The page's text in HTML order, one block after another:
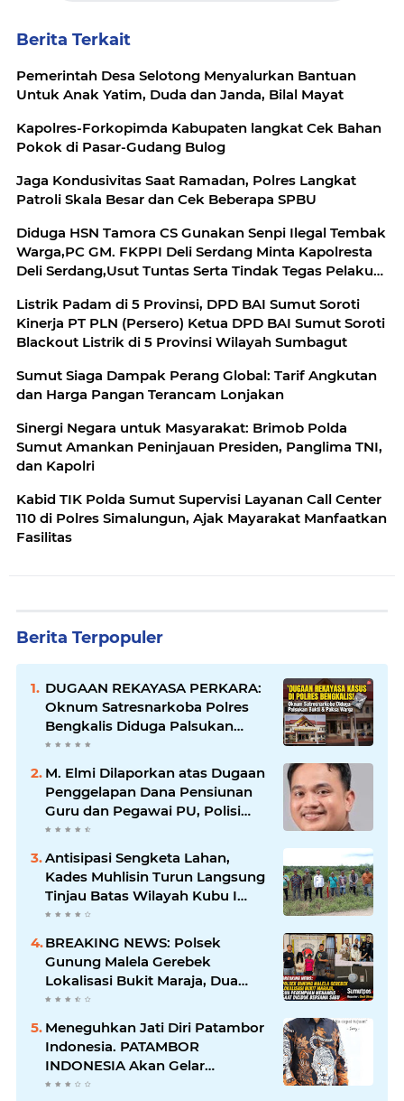
Berita Terkait
Pemerintah Desa Selotong Menyalurkan Bantuan
Untuk Anak Yatim, Duda dan Janda, Bilal Mayat
Kapolres-Forkopimda Kabupaten langkat Cek Bahan
Pokok di Pasar-Gudang Bulog
Jaga Kondusivitas Saat Ramadan, Polres Langkat
Patroli Skala Besar dan Cek Beberapa SPBU
Diduga HSN Tamora CS Gunakan Senpi Ilegal Tembak
Warga,PC GM. FKPPI Deli Serdang Minta Kapolresta
Deli Serdang,Usut Tuntas Serta Tindak Tegas Pelaku
Listrik Padam di 5 Provinsi, DPD BAI Sumut Soroti
Kinerja PT PLN (Persero) Ketua DPD BAI Sumut Soroti
Blackout Listrik di 5 Provinsi Wilayah Sumbagut
Sumut Siaga Dampak Perang Global: Tarif Angkutan
dan Harga Pangan Terancam Lonjakan
Sinergi Negara untuk Masyarakat: Brimob Polda
Sumut Amankan Peninjauan Presiden, Panglima TNI,
dan Kapolri
Kabid TIK Polda Sumut Supervisi Layanan Call Center
110 di Polres Simalungun, Ajak Mayarakat Manfaatkan
Fasilitas
Berita Terpopuler
DUGAAN REKAYASA PERKARA:
Oknum Satresnarkoba Polres
Bengkalis Diduga Palsukan
Barang Bukti Hingga Paksa
Warga Hadir di TKP
M. Elmi Dilaporkan atas Dugaan
Penggelapan Dana Pensiunan
Guru dan Pegawai PU, Polisi
Pastikan Proses Hukum
Berjalan
Antisipasi Sengketa Lahan,
Kades Muhlisin Turun Langsung
Tinjau Batas Wilayah Kubu I
yang Diduga Diserobot PT Jatim
BREAKING NEWS: Polsek
Gunung Malela Gerebek
Lokalisasi Bukit Maraja, Dua
Perempuan Menangis Saat
Diciduk Bersama Sabu
Meneguhkan Jati Diri Patambor
Indonesia. PATAMBOR
INDONESIA Akan Gelar
RAKERNAS II Di Jakarta.